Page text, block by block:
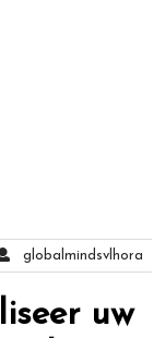
globalmindsvlhora
uw